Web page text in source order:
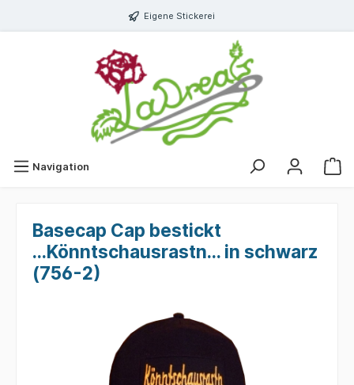
Eigene Stickerei
Navigation
Basecap Cap bestickt
...Könntschausrastn... in schwarz
(756-2)